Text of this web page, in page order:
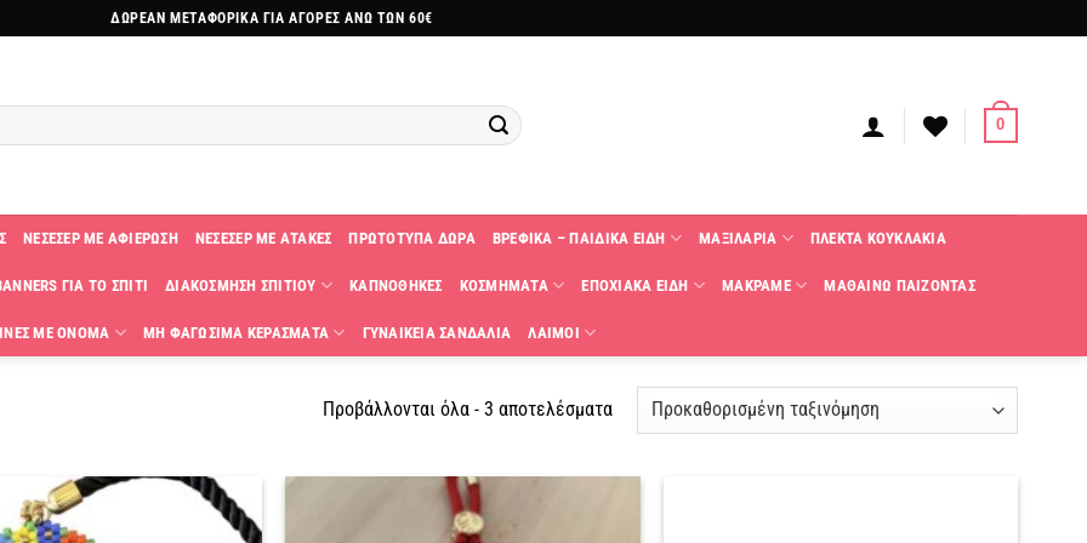
ΔΩΡΕΑΝ ΜΕΤΑΦΟΡΙΚΑ ΓΙΑ ΑΓΟΡΕΣ ΑΝΩ ΤΩΝ 60€
0
ΝΕΣΕΣΕΡ ΜΕ ΑΦΙΕΡΩΣΗ ΝΕΣΕΣΕΡ ΜΕ ΑΤΑΚΕΣ ΠΡΩΤΟΤΥΠΑ ΔΩΡΑ ΒΡΕΦΙΚΑ – ΠΑΙΔΙΚΑ ΕΙΔΗ ΜΑΞΙΛΑΡΙΑ ΠΛΕΚΤΑ KΟΥΚΛΑΚΙΑ
ΓΙΑ ΤΟ ΣΠΙΤΙ ΔΙΑΚΟΣΜΗΣΗ ΣΠΙΤΙΟΥ ΚΑΠΝΟΘΗΚΕΣ ΚΟΣΜΗΜΑΤΑ ΕΠΟΧΙΑΚΑ ΕΙΔΗ ΜΑΚΡΑΜΕ ΜΑΘΑΙΝΩ ΠΑΙΖΟΝΤΑΣ
ΜΕ ΟΝΟΜΑ ΜΗ ΦΑΓΩΣΙΜΑ ΚΕΡΑΣΜΑΤΑ ΓΥΝΑΙΚΕΙΑ ΣΑΝΔΑΛΙΑ ΛΑΙΜΟΙ
Προβάλλονται όλα - 3 αποτελέσματα